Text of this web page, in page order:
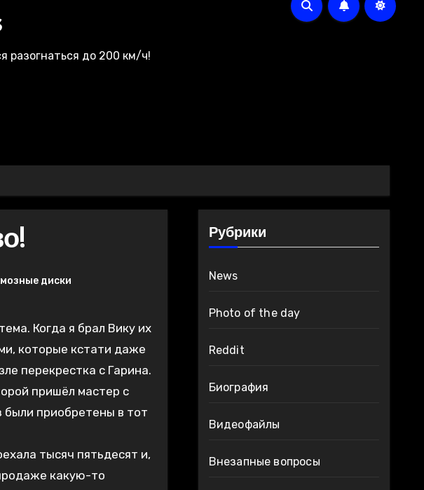
разогнаться до 200 км/ч!
диски
которые кстати даже
перекрестка с Гарина.
пришёл мастер с
были приобретены в тот
тысяч пятьдесят и,
какую-то
Рубрики
News
Photo of the day
Reddit
Биография
Видеофайлы
Внезапные вопросы